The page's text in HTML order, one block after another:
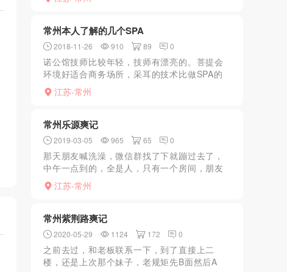
上。灯光不黑，但是就砂舞也可以了！女的有
常州本人了解的几个SPA
2018-11-26 910 89 0
诺公馆技师比较年轻，技师有漂亮的。菩提会
环境好适合商务场所，采耳的技术比做SPA的
技师好，（里面技师都可以约出去玩）张生记
环境较差，泻火不错。预约只要368元，服务不
江苏-常州
常州乐源爽记
2019-03-05 965 65 0
那天朋友喊洗澡，微信群找了下就蹦过去了，
中午一点到的，全是人，只有一个房间，朋友
先上了，我等了半个钟吧，换了两个妞的，挑
到一个嫩的，本人就喜欢嫩的，然后正常流
江苏-常州
常州紫荆路爽记
2020-05-29 1124 172 0
之前去过，和老板联系一下，到了直接上二
楼，还是上次那个妹子，老规矩先B面然后A